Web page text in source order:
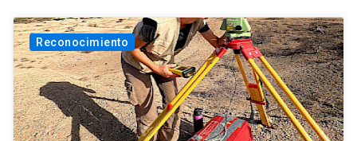
Reconocimiento